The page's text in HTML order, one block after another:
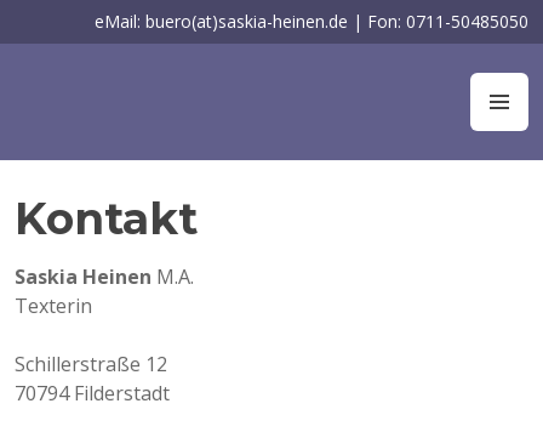
Inhalt
eMail: buero(at)saskia-heinen.de | Fon: 0711-50485050
Kontakt
Saskia Heinen M.A.
Texterin
Schillerstraße 12
70794 Filderstadt